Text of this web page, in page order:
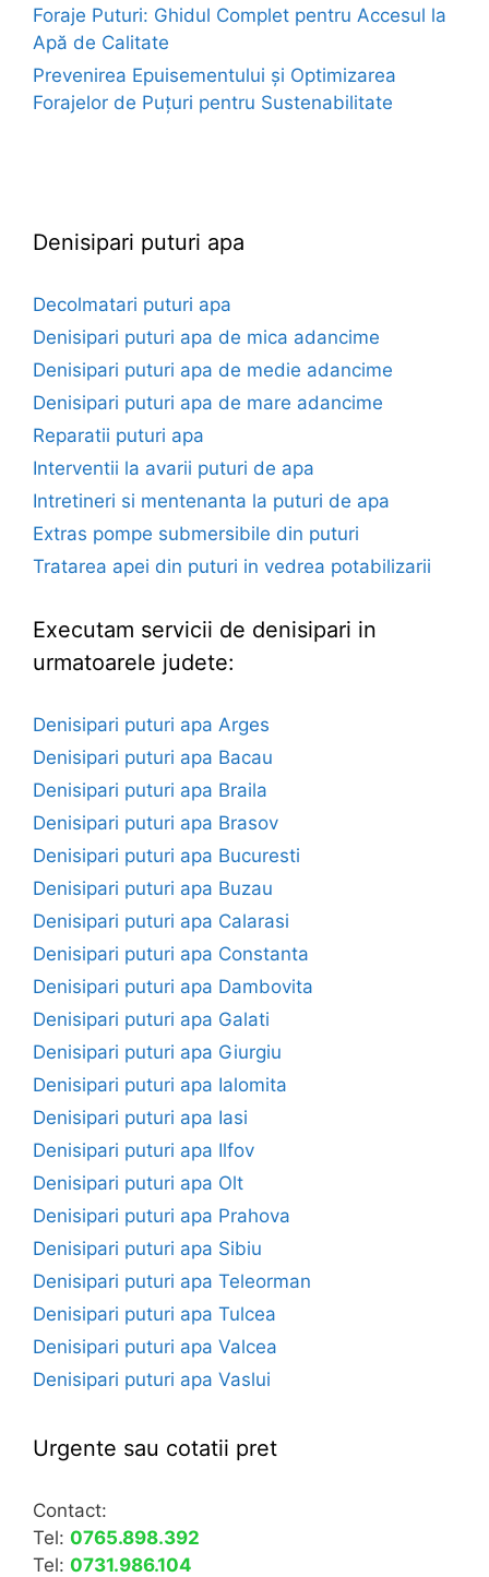
Foraje Puturi: Ghidul Complet pentru Accesul la
Apă de Calitate
Prevenirea Epuisementului și Optimizarea
Forajelor de Puțuri pentru Sustenabilitate
Denisipari puturi apa
Decolmatari puturi apa
Denisipari puturi apa de mica adancime
Denisipari puturi apa de medie adancime
Denisipari puturi apa de mare adancime
Reparatii puturi apa
Interventii la avarii puturi de apa
Intretineri si mentenanta la puturi de apa
Extras pompe submersibile din puturi
Tratarea apei din puturi in vedrea potabilizarii
Executam servicii de denisipari in
urmatoarele judete:
Denisipari puturi apa Arges
Denisipari puturi apa Bacau
Denisipari puturi apa Braila
Denisipari puturi apa Brasov
Denisipari puturi apa Bucuresti
Denisipari puturi apa Buzau
Denisipari puturi apa Calarasi
Denisipari puturi apa Constanta
Denisipari puturi apa Dambovita
Denisipari puturi apa Galati
Denisipari puturi apa Giurgiu
Denisipari puturi apa Ialomita
Denisipari puturi apa Iasi
Denisipari puturi apa Ilfov
Denisipari puturi apa Olt
Denisipari puturi apa Prahova
Denisipari puturi apa Sibiu
Denisipari puturi apa Teleorman
Denisipari puturi apa Tulcea
Denisipari puturi apa Valcea
Denisipari puturi apa Vaslui
Urgente sau cotatii pret
Contact:
Tel: 0765.898.392
Tel: 0731.986.104